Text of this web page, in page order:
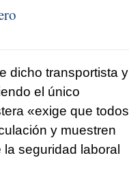
dicho transportista y
el único
«exige que todos
y muestren
seguridad laboral